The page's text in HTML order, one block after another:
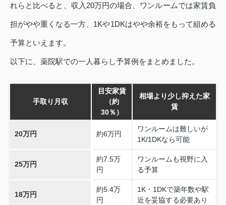
れらと比べると、収入20万円の場合、ワンルームでは家賃負
担がやや重くなる一方、1Kや1DKはやや余裕をもって組める
予算といえます。
以下に、薬院駅での一人暮らし予算例をまとめました。
手取り月収
目安家賃
（約
30％）
相場より少し抑えた家
賃
20万円 約6万円
ワンルームは難しいが
1K/1DKなら可能
25万円
約7.5万
円
ワンルームも視野に入
る予算
18万円
約5.4万
円
1K・1DKで築年数や駅
近を妥協する必要あり